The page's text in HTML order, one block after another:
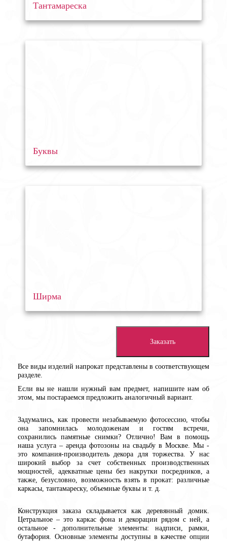
Тантамареска
Буквы
Ширма
Заказать
Все виды изделий напрокат представлены в соответствующем
разделе.
Если вы не нашли нужный вам предмет, напишите нам об
этом, мы постараемся предложить аналогичный вариант.
Задумались, как провести незабываемую фотосессию, чтобы
она запомнилась молодоженам и гостям встречи,
сохранились памятные снимки? Отлично! Вам в помощь
наша услуга – аренда фотозоны на свадьбу в Москве. Мы -
это компания-производитель декора для торжества. У нас
широкий выбор за счет собственных производственных
мощностей, адекватные цены без накрутки посредников, а
также, безусловно, возможность взять в прокат: различные
каркасы, тантамареску, объемные буквы и т. д.
Конструкция заказа складывается как деревянный домик.
Цетральное – это каркас фона и декорации рядом с ней, а
остальное - дополнительные элементы: надписи, рамки,
бутафория. Основные элементы доступны в качестве опции